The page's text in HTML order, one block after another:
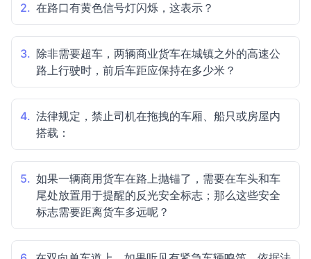
2. 在路口有黄色信号灯闪烁，这表示？
3. 除非需要超车，两辆商业货车在城镇之外的高速公
路上行驶时，前后车距应保持在多少米？
4. 法律规定，禁止司机在拖拽的车厢、船只或房屋内
搭载：
5. 如果一辆商用货车在路上抛锚了，需要在车头和车
尾处放置用于提醒的反光安全标志；那么这些安全
标志需要距离货车多远呢？